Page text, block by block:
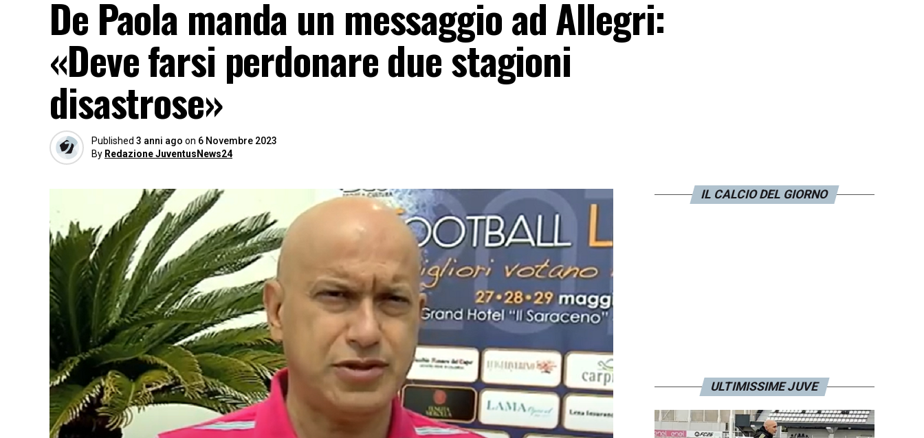
De Paola manda un messaggio ad Allegri:
«Deve farsi perdonare due stagioni
disastrose»
Published 3 anni ago on 6 Novembre 2023
By Redazione JuventusNews24
IL CALCIO DEL GIORNO
ULTIMISSIME JUVE